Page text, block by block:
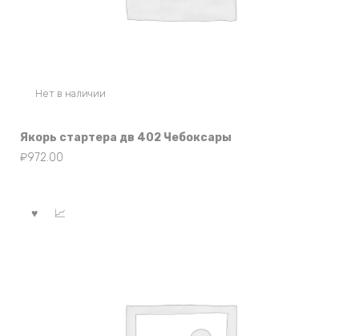
Нет в наличии
Якорь стартера дв 402 Чебоксары
₽972.00